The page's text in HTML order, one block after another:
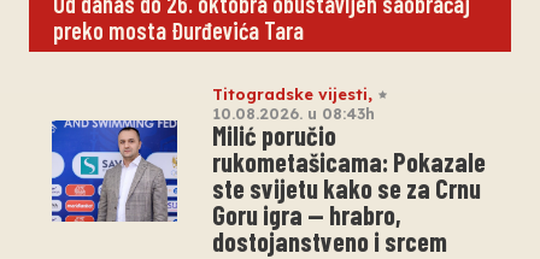
preko mosta Đurđevića Tara
Titogradske vijesti,
10.08.2026. u 08:43h
Milić poručio
rukometašicama: Pokazale
ste svijetu kako se za Crnu
Goru igra — hrabro,
dostojanstveno i srcem